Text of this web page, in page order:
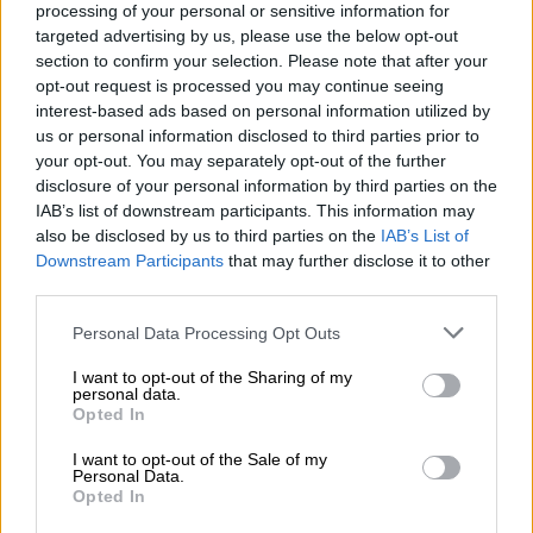
processing of your personal or sensitive information for
targeted advertising by us, please use the below opt-out
section to confirm your selection. Please note that after your
opt-out request is processed you may continue seeing
interest-based ads based on personal information utilized by
us or personal information disclosed to third parties prior to
your opt-out. You may separately opt-out of the further
disclosure of your personal information by third parties on the
IAB’s list of downstream participants. This information may
also be disclosed by us to third parties on the IAB’s List of
Downstream Participants that may further disclose it to other
Please note that this website/app uses one or more Google
not limited to your visit or usage behaviour. You may click to
grant or deny consent to Google and its third-party tags to
use your data for below specified purposes in below Google
consent section.
Personal Data Processing Opt Outs
I want to opt-out of the Sharing of my
personal data.
Opted In
I want to opt-out of the Sale of my
Personal Data.
Opted In
Υπενθυμίζεται ότι, τα αμερικανικά ΜΜΕ,
είχαν ήδη ανακοινώσει την περασμένη
εβδομάδα μια άλλη ανάπτυξη στη Μέση
Ανατολή τριών πολεμικών πλοίων και 2.500
πεζοναυτών, που βρίσκονταν στηνΙαπωνία
video
«Δεν θέλω κατάπαυση του πυρός»